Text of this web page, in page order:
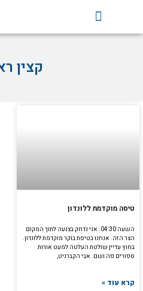
קצין
טיסה מוקדמת ללונדון
השעה 04:30. אני נדחק בצנעה לתוך המקום
הצר הזה. אנחנו בטיסת בוקר מוקדמת ללונדון.
בחוץ עדיין שולטת העלטה למעט אורות
ספורים פה ושם. אבי הקברניט,
קרא עוד »